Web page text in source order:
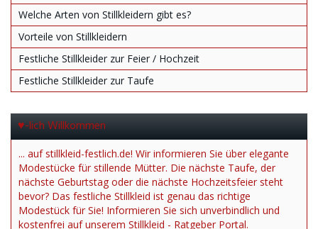
Welche Arten von Stillkleidern gibt es?
Vorteile von Stillkleidern
Festliche Stillkleider zur Feier / Hochzeit
Festliche Stillkleider zur Taufe
♥-lich Willkommen
... auf stillkleid-festlich.de! Wir informieren Sie über elegante
Modestücke für stillende Mütter. Die nächste Taufe, der
nächste Geburtstag oder die nächste Hochzeitsfeier steht
bevor? Das festliche Stillkleid ist genau das richtige
Modestück für Sie! Informieren Sie sich unverbindlich und
kostenfrei auf unserem Stillkleid - Ratgeber Portal.